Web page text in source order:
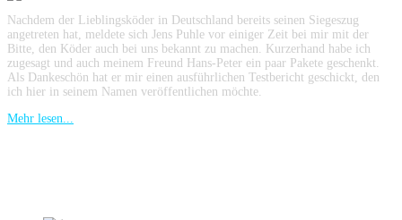
Nachdem der Lieblingsköder in Deutschland bereits seinen Siegeszug
angetreten hat, meldete sich Jens Puhle vor einiger Zeit bei mir mit der
Bitte, den Köder auch bei uns bekannt zu machen. Kurzerhand habe ich
zugesagt und auch meinem Freund Hans-Peter ein paar Pakete geschenkt.
Als Dankeschön hat er mir einen ausführlichen Testbericht geschickt, den
ich hier in seinem Namen veröffentlichen möchte.
Mehr lesen...